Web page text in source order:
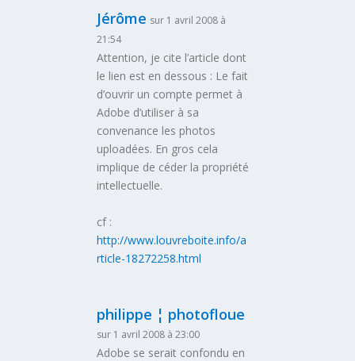
Jérôme sur 1 avril 2008 à
21:54
Attention, je cite l’article dont
le lien est en dessous : Le fait
d’ouvrir un compte permet à
Adobe d’utiliser à sa
convenance les photos
uploadées. En gros cela
implique de céder la propriété
intellectuelle.
cf :
http://www.louvreboite.info/a
rticle-18272258.html
philippe ¦ photofloue
sur 1 avril 2008 à 23:00
Adobe se serait confondu en